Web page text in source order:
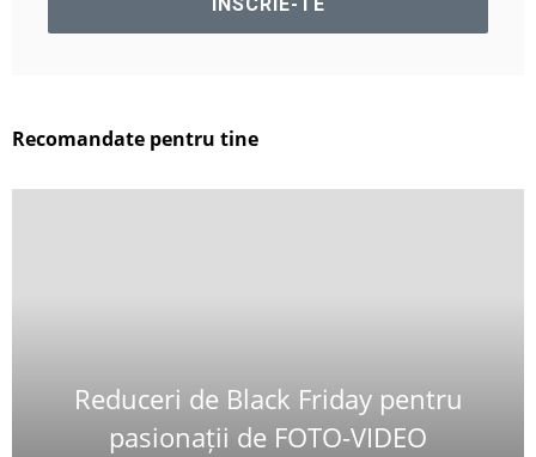
Recomandate pentru tine
Reduceri de Black Friday pentru
pasionații de FOTO-VIDEO